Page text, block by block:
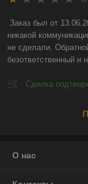
Заказ был от
никакой
не сделали.
безответственный и
Сделка
О нас